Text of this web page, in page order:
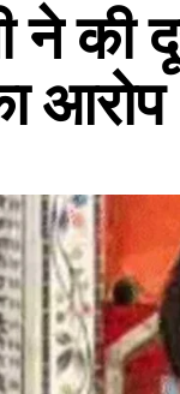
ने की
आरोप